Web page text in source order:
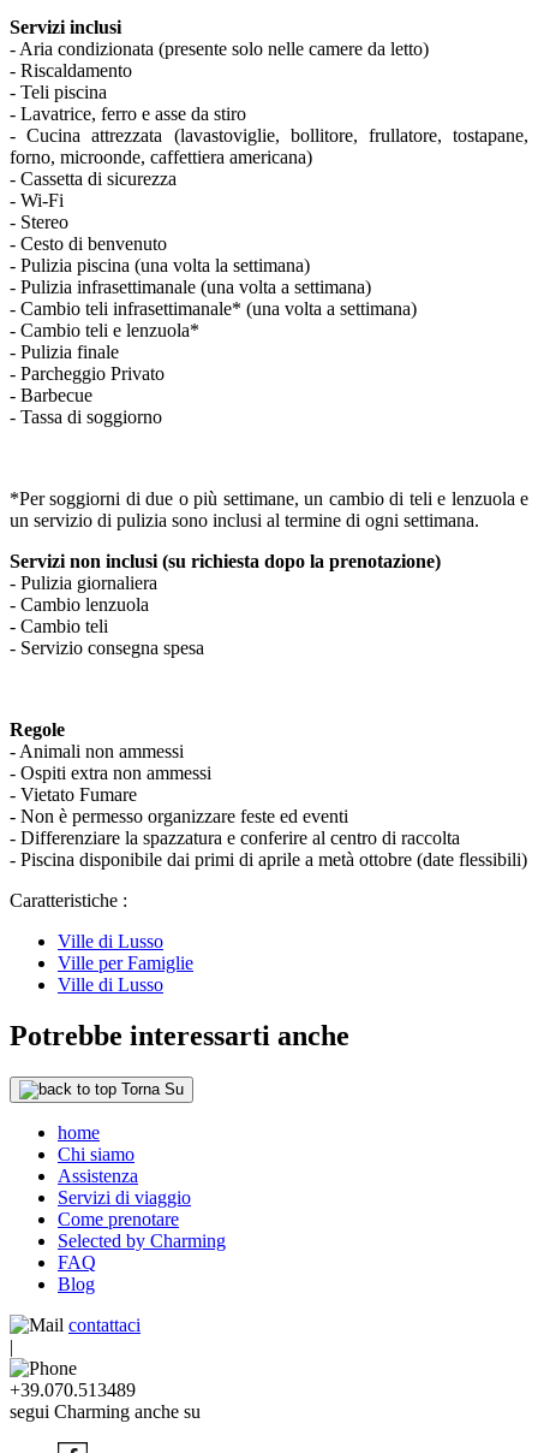
Servizi inclusi
- Aria condizionata (presente solo nelle camere da letto)
- Riscaldamento
- Teli piscina
- Lavatrice, ferro e asse da stiro
- Cucina attrezzata (lavastoviglie, bollitore, frullatore, tostapane,
forno, microonde, caffettiera americana)
- Cassetta di sicurezza
- Wi-Fi
- Stereo
- Cesto di benvenuto
- Pulizia piscina (una volta la settimana)
- Pulizia infrasettimanale (una volta a settimana)
- Cambio teli infrasettimanale* (una volta a settimana)
- Cambio teli e lenzuola*
- Pulizia finale
- Parcheggio Privato
- Barbecue
- Tassa di soggiorno
*Per soggiorni di due o più settimane, un cambio di teli e lenzuola e
un servizio di pulizia sono inclusi al termine di ogni settimana.
Servizi non inclusi (su richiesta dopo la prenotazione)
- Pulizia giornaliera
- Cambio lenzuola
- Cambio teli
- Servizio consegna spesa
Regole
- Animali non ammessi
- Ospiti extra non ammessi
- Vietato Fumare
- Non è permesso organizzare feste ed eventi
- Differenziare la spazzatura e conferire al centro di raccolta
- Piscina disponibile dai primi di aprile a metà ottobre (date flessibili)
Caratteristiche :
Ville di Lusso
Ville per Famiglie
Ville di Lusso
Potrebbe interessarti anche
Torna Su
home
Chi siamo
Assistenza
Servizi di viaggio
Come prenotare
Selected by Charming
FAQ
Blog
contattaci
|
+39.070.513489
segui Charming anche su